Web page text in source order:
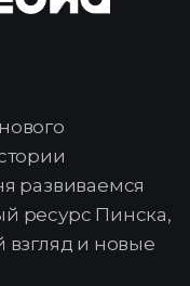
развиваемся
ресурс Пинска,
взгляд и новые